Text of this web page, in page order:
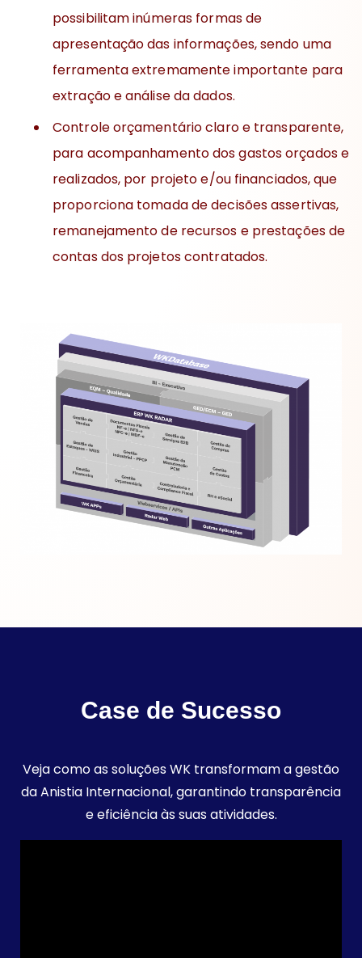
possibilitam inúmeras formas de
apresentação das informações, sendo uma
ferramenta extremamente importante para
extração e análise da dados.
Controle orçamentário claro e transparente,
para acompanhamento dos gastos orçados e
realizados, por projeto e/ou financiados, que
proporciona tomada de decisões assertivas,
remanejamento de recursos e prestações de
contas dos projetos contratados.
Case de Sucesso
Veja como as soluções WK transformam a gestão
da Anistia Internacional, garantindo transparência
e eficiência às suas atividades.